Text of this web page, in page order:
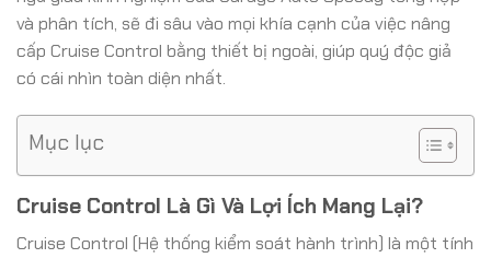
và phân tích, sẽ đi sâu vào mọi khía cạnh của việc nâng
cấp Cruise Control bằng thiết bị ngoài, giúp quý độc giả
có cái nhìn toàn diện nhất.
Mục lục
Cruise Control Là Gì Và Lợi Ích Mang Lại?
Cruise Control (Hệ thống kiểm soát hành trình) là một tính